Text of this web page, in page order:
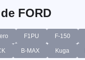
FORD
F1PU F-150
B-MAX Kuga